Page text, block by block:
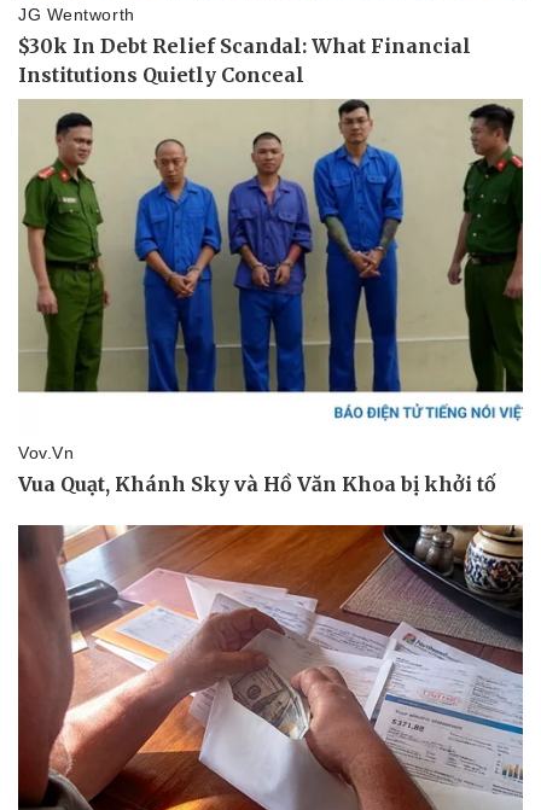
Thể thao
Bóng đá
Lịch thi đấu bóng đá
Thế giới thể thao
eSports
Hậu trường
Ô tô - Xe máy
Ô tô
Xe máy
Tư vấn